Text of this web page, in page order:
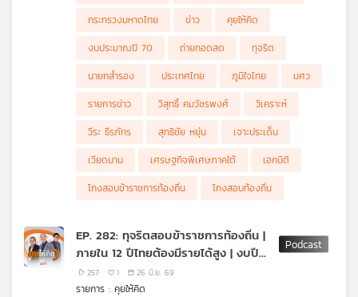
• นายกฯ ย้ำเอาจริงกับตัวการ "โกงสอบข้าราชการท้องถิ่น"
• "เขตเศรษฐกิจพิเศษภาคใต้-Landbridge" รัฐบาลจะเดินหน้าต่อ
• กระแสข่าว "รอยร้าว 2 น." ในพรรคภูมิใจไทยมีจริงหรือ ?
กระทรวงมหาดไทย
ข่าว
คุยให้คิด
งบประมาณปี 70
ถ่ายทอดสด
ทุจริต
นายกสำรอง
ประเทศไทย ภูมิใจไทย
มศว
รายการข่าว
วิสุทธิ์ คมวัชรพงศ์
วิเคราะห์
วีระ ธีรภัทร
สุทธิชัย หยุ่น
เจาะประเด็น
เวียดนาม
เศรษฐกิจพิเศษภาคใต้
เอกนิติ
โกงสอบข้าราชการท้องถิ่น
โกงสอบท้องถิ่น
EP. 282: ทุจริตสอบข้าราชการท้องถิ่น |
ภายใน 12 ปีไทยต้องมีรายได้สูง | งบปี
70 กังวลอะไรไหม
257 1 26 มิ.ย. 69
รายการ : คุยให้คิด